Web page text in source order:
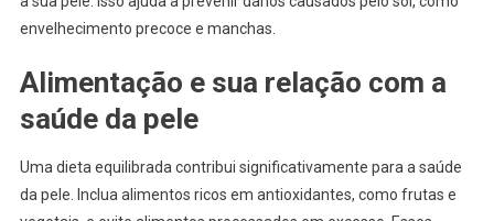
envelhecimento precoce e manchas.
Alimentação e sua relação com a
saúde da pele
Uma dieta equilibrada contribui significativamente para a saúde
da pele. Inclua alimentos ricos em antioxidantes, como frutas e